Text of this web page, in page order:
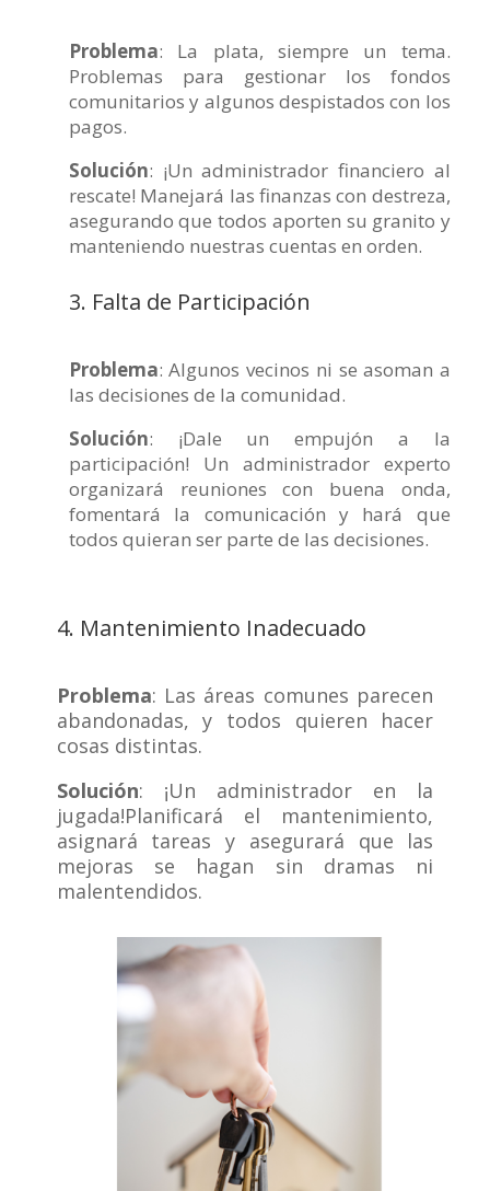
Problema: La plata, siempre un tema.
Problemas para gestionar los fondos
comunitarios y algunos despistados con los
pagos.
Solución: ¡Un administrador financiero al
rescate! Manejará las finanzas con destreza,
asegurando que todos aporten su granito y
manteniendo nuestras cuentas en orden.
3. Falta de Participación
Problema: Algunos vecinos ni se asoman a
las decisiones de la comunidad.
Solución: ¡Dale un empujón a la
participación! Un administrador experto
organizará reuniones con buena onda,
fomentará la comunicación y hará que
todos quieran ser parte de las decisiones.
4. Mantenimiento Inadecuado
Problema: Las áreas comunes parecen
abandonadas, y todos quieren hacer
cosas distintas.
Solución: ¡Un administrador en la
jugada!Planificará el mantenimiento,
asignará tareas y asegurará que las
mejoras se hagan sin dramas ni
malentendidos.